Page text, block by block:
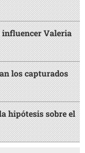
influencer Valeria
los capturados
hipótesis sobre el